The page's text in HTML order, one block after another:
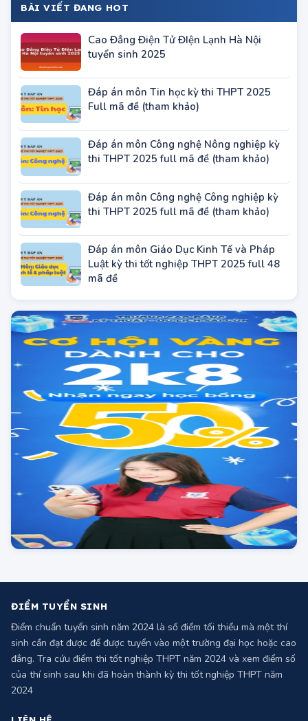
BÀI VIẾT ĐANG HOT
Cao Đẳng Điện Tử ĐIện Lạnh Hà Nội
tuyển sinh 2025
Đáp án môn Tin học kỳ thi THPT 2025
Full mã đề (tham khảo)
Đáp án môn Công nghệ Nông nghiệp kỳ
thi THPT 2025 full mã đề (tham khảo)
Đáp án môn Công nghệ Công nghiệp kỳ
thi THPT 2025 full mã đề (tham khảo)
Đáp án môn Giáo Dục Kinh Tế và Pháp
Luật kỳ thi tốt nghiệp THPT 2025 full 48
mã đề
ĐIỂM TUYỂN SINH
Điểm chuẩn tuyển sinh năm 2024 là số điểm tối thiểu mà một thí
sinh cần đạt được để được tuyển vào một trường đại học hoặc cao
đẳng. Tra cứu điểm thi tốt nghiệp THPT năm 2024 và xem điểm số
của thí sinh sau khi đã hoàn thành kỳ thi tốt nghiệp THPT năm
2024